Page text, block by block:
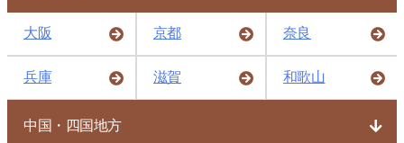
大阪 京都 奈良
兵庫 滋賀 和歌山
中国・四国地方